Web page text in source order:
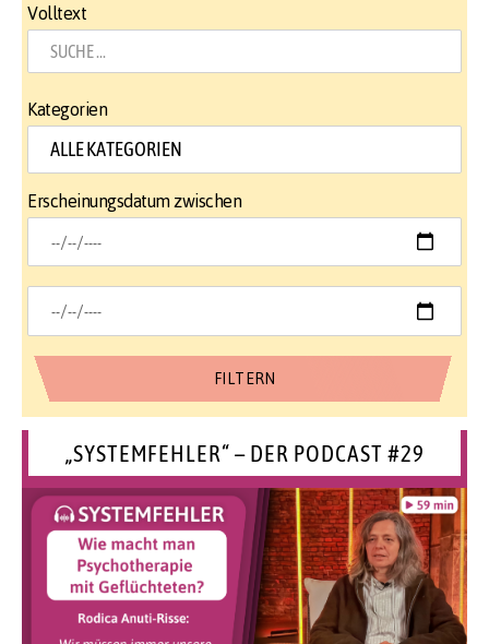
Volltext
Kategorien
Erscheinungsdatum zwischen
„SYSTEMFEHLER“ – DER PODCAST #29